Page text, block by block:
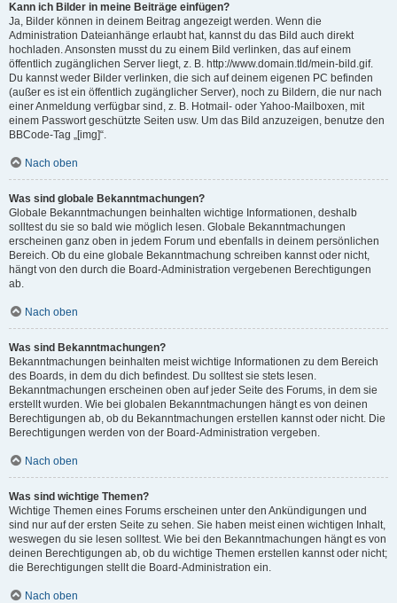
Kann ich Bilder in meine Beiträge einfügen?
Ja, Bilder können in deinem Beitrag angezeigt werden. Wenn die
Administration Dateianhänge erlaubt hat, kannst du das Bild auch direkt
hochladen. Ansonsten musst du zu einem Bild verlinken, das auf einem
öffentlich zugänglichen Server liegt, z. B. http://www.domain.tld/mein-bild.gif.
Du kannst weder Bilder verlinken, die sich auf deinem eigenen PC befinden
(außer es ist ein öffentlich zugänglicher Server), noch zu Bildern, die nur nach
einer Anmeldung verfügbar sind, z. B. Hotmail- oder Yahoo-Mailboxen, mit
einem Passwort geschützte Seiten usw. Um das Bild anzuzeigen, benutze den
BBCode-Tag „[img]“.
Nach oben
Was sind globale Bekanntmachungen?
Globale Bekanntmachungen beinhalten wichtige Informationen, deshalb
solltest du sie so bald wie möglich lesen. Globale Bekanntmachungen
erscheinen ganz oben in jedem Forum und ebenfalls in deinem persönlichen
Bereich. Ob du eine globale Bekanntmachung schreiben kannst oder nicht,
hängt von den durch die Board-Administration vergebenen Berechtigungen
ab.
Nach oben
Was sind Bekanntmachungen?
Bekanntmachungen beinhalten meist wichtige Informationen zu dem Bereich
des Boards, in dem du dich befindest. Du solltest sie stets lesen.
Bekanntmachungen erscheinen oben auf jeder Seite des Forums, in dem sie
erstellt wurden. Wie bei globalen Bekanntmachungen hängt es von deinen
Berechtigungen ab, ob du Bekanntmachungen erstellen kannst oder nicht. Die
Berechtigungen werden von der Board-Administration vergeben.
Nach oben
Was sind wichtige Themen?
Wichtige Themen eines Forums erscheinen unter den Ankündigungen und
sind nur auf der ersten Seite zu sehen. Sie haben meist einen wichtigen Inhalt,
weswegen du sie lesen solltest. Wie bei den Bekanntmachungen hängt es von
deinen Berechtigungen ab, ob du wichtige Themen erstellen kannst oder nicht;
die Berechtigungen stellt die Board-Administration ein.
Nach oben